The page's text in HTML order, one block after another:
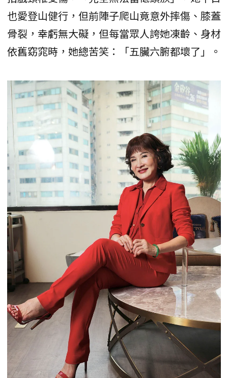
也愛登山健行，但前陣子爬山竟意外摔傷、膝蓋
骨裂，幸虧無大礙，但每當眾人誇她凍齡、身材
依舊窈窕時，她總苦笑：「五臟六腑都壞了」。